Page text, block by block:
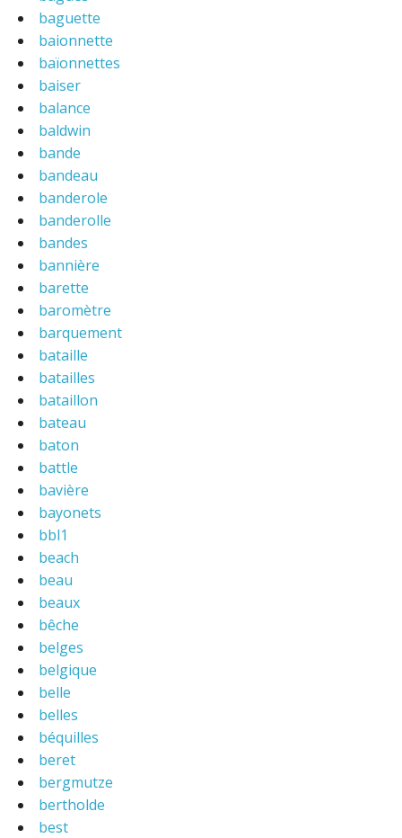
baguette
baionnette
baïonnettes
baiser
balance
baldwin
bande
bandeau
banderole
banderolle
bandes
bannière
barette
baromètre
barquement
bataille
batailles
bataillon
bateau
baton
battle
bavière
bayonets
bbl1
beach
beau
beaux
bêche
belges
belgique
belle
belles
béquilles
beret
bergmutze
bertholde
best